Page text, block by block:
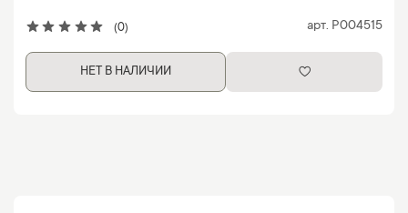
(0) арт. P004515
НЕТ В НАЛИЧИИ